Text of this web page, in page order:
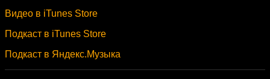
Видео в iTunes Store
Подкаст в iTunes Store
Подкаст в Яндекс.Музыка